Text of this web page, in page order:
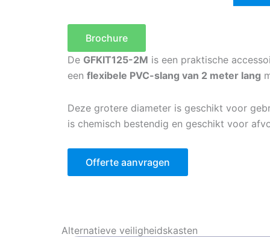
Brochure
De GFKIT125-2M is een praktische
een flexibele PVC-slang van 2 meter lang
Deze grotere diameter is geschikt voor
is chemisch bestendig en geschikt voor
Offerte aanvragen
Alternatieve veiligheidskasten